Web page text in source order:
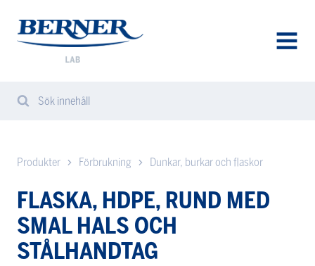
Berner
Lab
Search
Sök innehåll
Produkter Förbrukning Dunkar, burkar och flaskor
FLASKA, HDPE, RUND MED
SMAL HALS OCH
STÅLHANDTAG